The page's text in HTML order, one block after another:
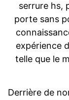
serrure hs,
porte sans
expérience
telle que le
Derrière de